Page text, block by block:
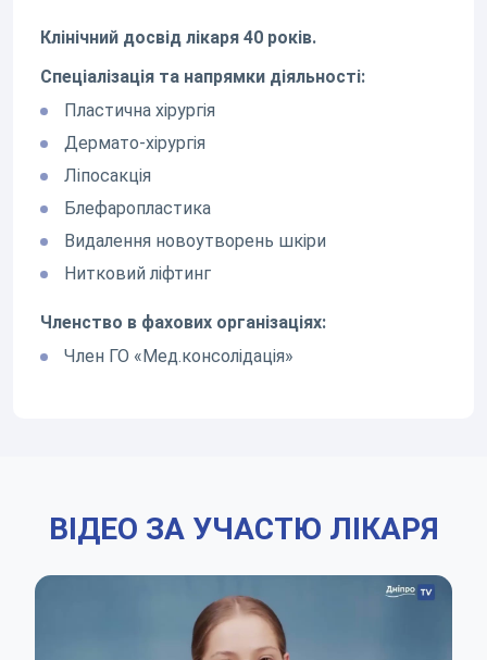
Клінічний досвід лікаря 40 років.
Спеціалізація та напрямки діяльності:
Пластична хірургія
Дермато-хірургія
Ліпосакція
Блефаропластика
Видалення новоутворень шкіри
Нитковий ліфтинг
Членство в фахових організаціях:
Член ГО «Мед.консолідація»
ВІДЕО ЗА УЧАСТЮ ЛІКАРЯ